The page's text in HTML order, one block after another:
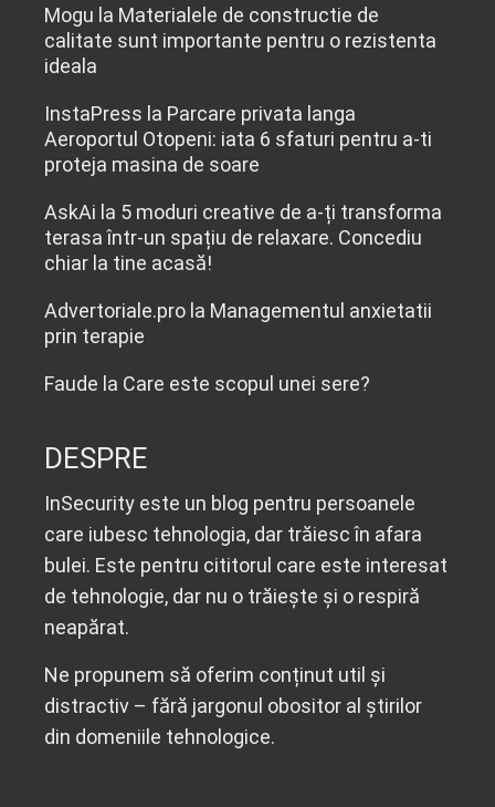
Mogu la Materialele de constructie de
calitate sunt importante pentru o rezistenta
ideala
InstaPress la Parcare privata langa
Aeroportul Otopeni: iata 6 sfaturi pentru a-ti
proteja masina de soare
AskAi la 5 moduri creative de a-ți transforma
terasa într-un spațiu de relaxare. Concediu
chiar la tine acasă!
Advertoriale.pro la Managementul anxietatii
prin terapie
Faude la Care este scopul unei sere?
DESPRE
InSecurity este un blog pentru persoanele
care iubesc tehnologia, dar trăiesc în afara
bulei. Este pentru cititorul care este interesat
de tehnologie, dar nu o trăiește și o respiră
neapărat.
Ne propunem să oferim conținut util și
distractiv – fără jargonul obositor al știrilor
din domeniile tehnologice.